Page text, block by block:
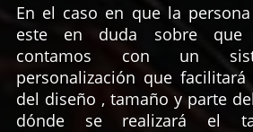
En el caso en que la
este en duda sobre que
contamos con un
personalización que facilitará
del diseño , tamaño y parte
dónde se realizará el